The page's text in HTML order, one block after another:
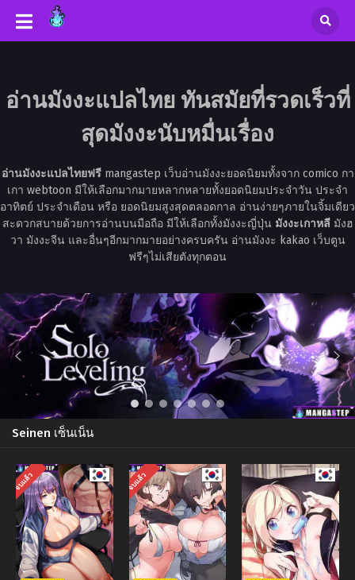
อ่านมังงะแปลไทย ทันสมัยที่รวดเร็วที่
สุดมังงะนับหมื่นเรื่อง
อ่านมังงะแปลไทยฟรีmangastep เว็บอ่านมังงะยอดนิยมทั้งจาก comico กา
เกา webtoon มีให้เลือกมากมายหลากหลายทั้งยอดนิยมประจำวัน ประจำ
อาทิตย์ ประจำเดือน หรือ ยอดนิยมสูงสุดตลอดกาล อ่านง่ายๆภายในจิ้มเดียว
สะดวกสบายด้วยการอ่านบนมือถือ มีให้เลือกทั้งมังงะญี่ปุ่น มังงะเกาหลีมังฮ
วา มังงะจีน และอื่นๆอีกมากมายอย่างครบครัน อ่านมังงะ kakao เว็บตูน
ฟรีๆไม่เสียตังทุกตอน
Seinen เซ็นเน็น
จบแล้ว จบแล้ว